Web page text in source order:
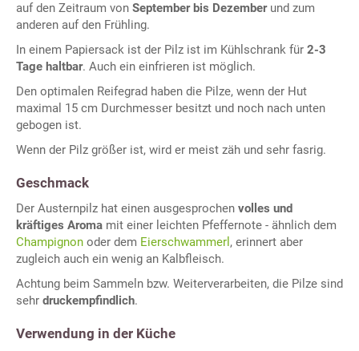
auf den Zeitraum von September bis Dezemberund zum
anderen auf den Frühling.
In einem Papiersack ist der Pilz ist im Kühlschrank für 2-3
Tage haltbar. Auch ein einfrieren ist möglich.
Den optimalen Reifegrad haben die Pilze, wenn der Hut
maximal 15 cm Durchmesser besitzt und noch nach unten
gebogen ist.
Wenn der Pilz größer ist, wird er meist zäh und sehr fasrig.
Geschmack
Der Austernpilz hat einen ausgesprochen volles und
kräftiges Aroma mit einer leichten Pfeffernote - ähnlich dem
Champignon oder dem Eierschwammerl , erinnert aber
zugleich auch ein wenig an Kalbfleisch.
Achtung beim Sammeln bzw. Weiterverarbeiten, die Pilze sind
sehr druckempfindlich.
Verwendung in der Küche